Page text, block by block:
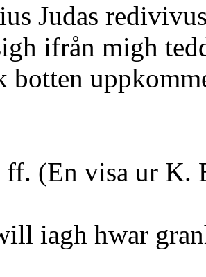
Judas
ifrån migh
botten
ff. (En visa ur
iagh hwar